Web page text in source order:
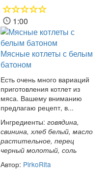
1:00
Мясные котлеты с белым
батоном
Есть очень много вариаций
приготовления котлет из
мяса. Вашему вниманию
предлагаю рецепт, в...
Ингредиенты: говядина,
свинина, хлеб белый, масло
растительное, перец
черный молотый, соль
Автор: PirkoRita